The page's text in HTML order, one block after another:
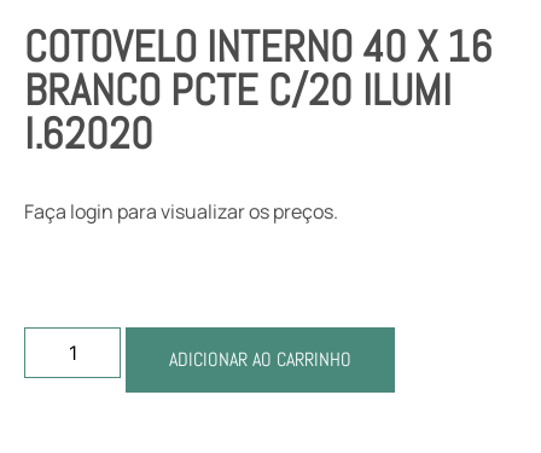
COTOVELO INTERNO 40 X 16
BRANCO PCTE C/20 ILUMI
I.62020
Faça login para visualizar os preços.
ADICIONAR AO CARRINHO